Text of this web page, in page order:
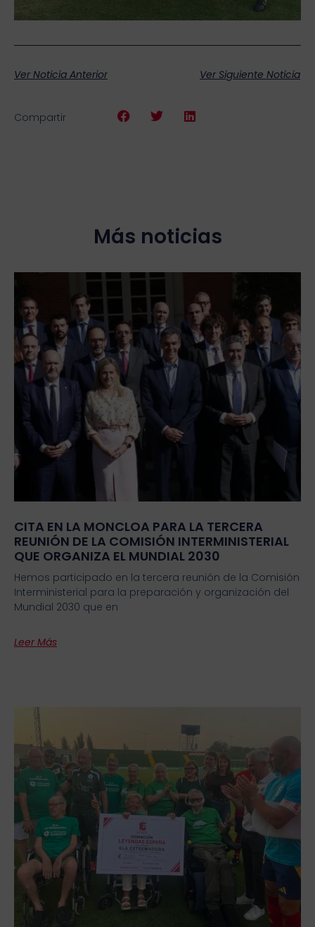
Ver Noticia Anterior Ver Siguiente Noticia
Compartir
Más noticias
CITA EN LA MONCLOA PARA LA TERCERA
REUNIÓN DE LA COMISIÓN INTERMINISTERIAL
QUE ORGANIZA EL MUNDIAL 2030
Hemos participado en la tercera reunión de la Comisión
Interministerial para la preparación y organización del
Mundial 2030 que en
Leer Más